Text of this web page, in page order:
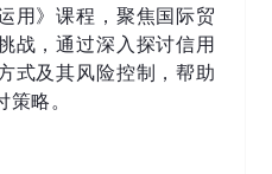
用》课程，聚焦国际贸
战，通过深入探讨信用
式及其风险控制，帮助
略。